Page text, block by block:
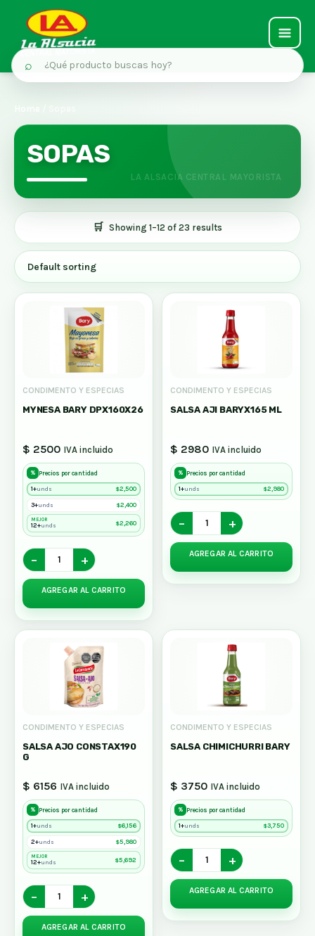
contenido
MAIN
SOPAS
Showing 1–12 of 23 results
CONDIMENTO Y ESPECIAS
MYNESA BARY DPX160X26
$ 2500 IVA incluido
% Precios por cantidad
1+unds $2,500
3+unds $2,400
MEJOR
12+unds $2,260
− +
AGREGAR AL CARRITO
CONDIMENTO Y ESPECIAS
SALSA AJI BARYX165 ML
$ 2980 IVA incluido
% Precios por cantidad
1+unds $2,980
− +
AGREGAR AL CARRITO
CONDIMENTO Y ESPECIAS
SALSA AJO CONSTAX190
G
$ 6156 IVA incluido
% Precios por cantidad
1+unds $6,156
2+unds $5,980
MEJOR
12+unds $5,692
− +
AGREGAR AL CARRITO
CONDIMENTO Y ESPECIAS
SALSA CHIMICHURRI BARY
$ 3750 IVA incluido
% Precios por cantidad
1+unds $3,750
− +
AGREGAR AL CARRITO
⌕